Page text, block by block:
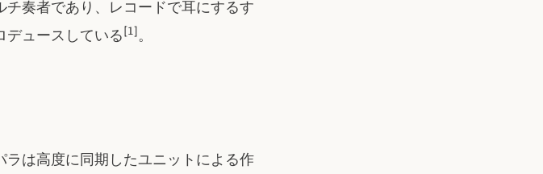
奏者であり、レコードで耳にするす
デュースしている[1]。
は高度に同期したユニットによる作